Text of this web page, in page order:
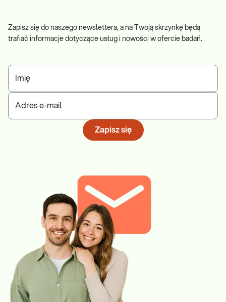
Zapisz się do naszego newslettera, a na Twoją skrzynkę będą
trafiać informacje dotyczące usług i nowości w ofercie badań.
Imię
Adres e-mail
Zapisz się